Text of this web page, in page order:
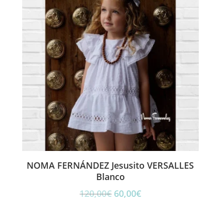
NOMA FERNÁNDEZ Jesusito VERSALLES
Blanco
120,00€ El
60,00€El